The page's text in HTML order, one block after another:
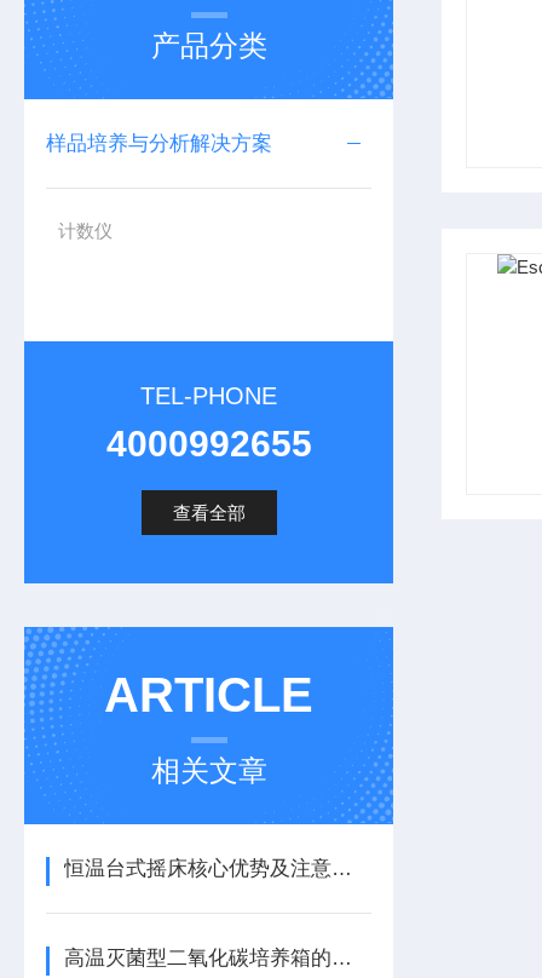
产品分类
样品培养与分析解决方案
计数仪
TEL-PHONE
4000992655
查看全部
ARTICLE
相关文章
恒温台式摇床核心优势及注意事项
高温灭菌型二氧化碳培养箱的原理、使用